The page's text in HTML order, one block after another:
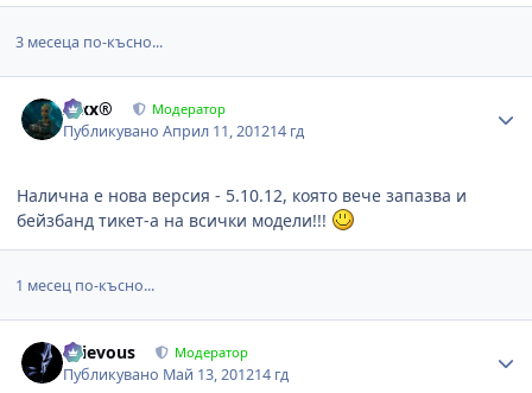
3 месеца по-късно...
Alxx® Модератор
ПубликуваноАприл 11, 201214 гд
Налична е нова версия - 5.10.12, която вече запазва и
бейзбанд тикет-а на всички модели!!!
1 месец по-късно...
Grievous Модератор
Публикувано Май 13, 201214 гд